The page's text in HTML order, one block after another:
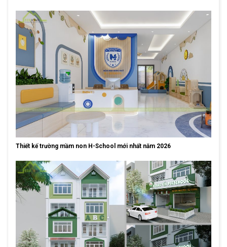
Thiết kế trường mầm non H-School mới nhất năm 2026